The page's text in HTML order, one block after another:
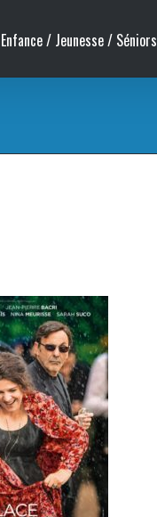
Enfance / Jeunesse / Séniors